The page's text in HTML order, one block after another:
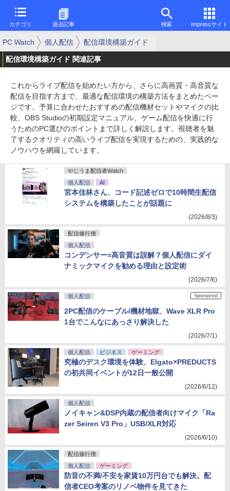
カテゴリ 過去記事 検索 Impressサイト
PC Watch 個人配信 配信環境構築ガイド
配信環境構築ガイド 関連記事
これからライブ配信を始めたい方から、さらに高画質・高音質な
配信を目指す方まで、最適な配信環境の構築方法をまとめたペー
ジです。予算に合わせたおすすめの配信機材セットやマイクの比
較、OBS Studioの初期設定マニュアル、ゲーム配信を快適に行
うためのPC選びのポイントまで詳しく解説します。視聴者を魅
了するクオリティの高いライブ配信を実現するための、実践的な
ノウハウを網羅しています。
やじうま配信者Watch
個人配信
AI
宮本佳林さん、コード記述ゼロで10時間生配信
システムを構築したことが話題に
(2026/8/3)
配信修行僧
個人配信
コンデンサー=高音質は誤解？個人配信にダイ
ナミックマイクを勧める理由と設定術
(2026/7/6)
個人配信
2PC配信のケーブル/機材地獄、Wave XLR Pro
1台でこんなにあっさり解決した
(2026/7/1)
個人配信 ビジネス ゲーミング
究極のデスク環境を体験、Elgato×PREDUCTS
の初共同イベントが12日一般公開
(2026/6/12)
個人配信
ノイキャン&DSP内蔵の配信者向けマイク「Ra
zer Seiren V3 Pro」USB/XLR対応
(2026/6/10)
配信修行僧
個人配信
ゲーミング
防音の不満/不安を家賃10万円台でも解決。配
信者CEO考案のリノベ物件を見てきた